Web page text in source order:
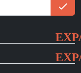
check